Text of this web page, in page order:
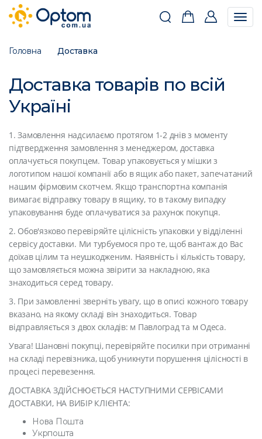
Головна
Доставка
Доставка товарів по всій
Україні
1. Замовлення надсилаємо протягом 1-2 днів з моменту
підтвердження замовлення з менеджером, доставка
оплачується покупцем. Товар упаковується у мішки з
логотипом нашої компанії або в ящик або пакет, запечатаний
нашим фірмовим скотчем. Якщо транспортна компанія
вимагає відправку товару в ящику, то в такому випадку
упаковування буде оплачуватися за рахунок покупця.
2. Обов'язково перевіряйте цілісність упаковки у відділенні
сервісу доставки. Ми турбуємося про те, щоб вантаж до Вас
доїхав цілим та неушкодженим. Наявність і кількість товару,
що замовляється можна звірити за накладною, яка
знаходиться серед товару.
3. При замовленні зверніть увагу, що в описі кожного товару
вказано, на якому складі він знаходиться. Товар
відправляється з двох складів: м Павлоград та м Одеса.
Увага! Шановні покупці, перевіряйте посилки при отриманні
на складі перевізника, щоб уникнути порушення цілісності в
процесі перевезення.
ДОСТАВКА ЗДІЙСНЮЄТЬСЯ НАСТУПНИМИ СЕРВІСАМИ
ДОСТАВКИ, НА ВИБІР КЛІЄНТА:
Нова Пошта
Укрпошта